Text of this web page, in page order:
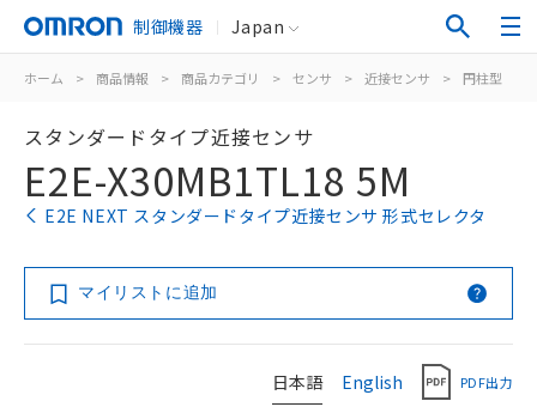
制御機器 Japan
ホーム > 商品情報 > 商品カテゴリ > センサ > 近接センサ > 円柱型
スタンダードタイプ近接センサ
E2E-X30MB1TL18 5M
E2E NEXT スタンダードタイプ近接センサ 形式セレクタ
マイリストに追加
日本語 English PDF出力